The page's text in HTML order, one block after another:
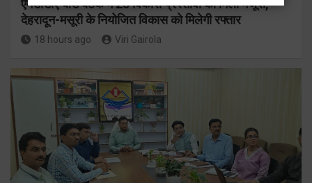
एमडीडीए बोर्ड बैठक में 25 विकास प्रस्तावों को मिली मंजूरी,
देहरादून-मसूरी के नियोजित विकास को मिलेगी रफ्तार
18 hours ago Viri Gairola